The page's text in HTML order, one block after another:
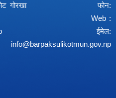
ताकुकोट गोरखा फोन:
Web :
ईमेल:
info@barpaksulikotmun.gov.np